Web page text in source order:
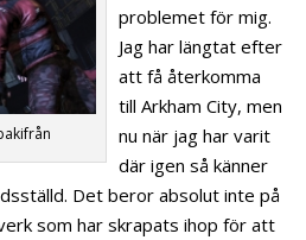
problemet för mig.
Jag har längtat efter
att få återkomma
till Arkham City, men
nu när jag har varit
där igen så känner
Det beror absolut inte på
som har skrapats ihop för att